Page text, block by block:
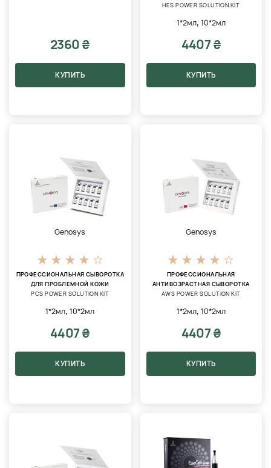
2360 ₴
КУПИТЬ
HES POWER SOLUTION KIT
1*2мл, 10*2мл
4407 ₴
КУПИТЬ
Genosys
ПРОФЕССИОНАЛЬНАЯ СЫВОРОТКА
ДЛЯ ПРОБЛЕМНОЙ КОЖИ
PCS POWER SOLUTION KIT
1*2мл,10*2мл
4407 ₴
КУПИТЬ
Genosys
ПРОФЕССИОНАЛЬНАЯ
АНТИВОЗРАСТНАЯ СЫВОРОТКА
AWS POWER SOLUTION KIT
1*2мл, 10*2мл
4407 ₴
КУПИТЬ